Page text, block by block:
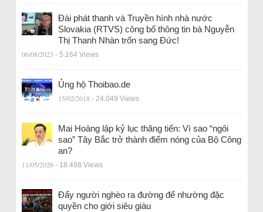
Đài phát thanh và Truyền hình nhà nước
Slovakia (RTVS) công bố thông tin bà Nguyễn
Thị Thanh Nhàn trốn sang Đức!
06/08/2023 - 5.164 Views
Ủng hộ Thoibao.de
15/02/2018 - 24.049 Views
Mai Hoàng lập kỷ lục thăng tiến: Vì sao “ngôi
sao” Tây Bắc trở thành điểm nóng của Bộ Công
an?
11/05/2026 - 18.498 Views
Đẩy người nghèo ra đường để nhường đặc
quyền cho giới siêu giàu